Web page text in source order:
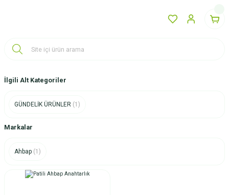
İlgili Alt Kategoriler
GÜNDELİK ÜRÜNLER (1)
Markalar
Ahbap (1)